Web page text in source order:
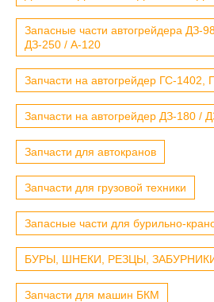
Запасные части автогрейдера ДЗ-
ДЗ-250 / А-120
Запчасти на автогрейдер ГС-1402,
Запчасти на автогрейдер ДЗ-180 /
Запчасти для автокранов
Запчасти для грузовой техники
Запасные части для бурильно-
БУРЫ, ШНЕКИ, РЕЗЦЫ,
Запчасти для машин БКМ